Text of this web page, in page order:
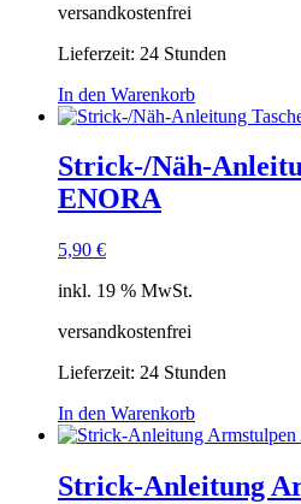
versandkostenfrei
Lieferzeit: 24 Stunden
In den Warenkorb
Strick-/Näh-
ENORA
5,90 €
inkl. 19 % MwSt.
versandkostenfrei
Lieferzeit: 24 Stunden
In den Warenkorb
Strick-Anleitung